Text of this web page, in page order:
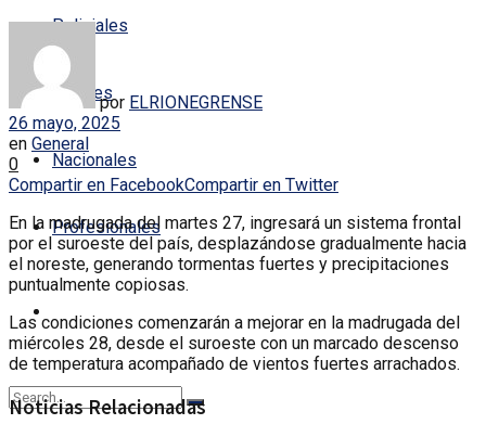
Policiales
Locales
Nacionales
Profesionales
por ELRIONEGRENSE
26 mayo, 2025
en General
0
Compartir en FacebookCompartir en Twitter
En la madrugada del martes 27, ingresará un sistema frontal
por el suroeste del país, desplazándose gradualmente hacia
el noreste, generando tormentas fuertes y precipitaciones
puntualmente copiosas.
Las condiciones comenzarán a mejorar en la madrugada del
miércoles 28, desde el suroeste con un marcado descenso
de temperatura acompañado de vientos fuertes arrachados.
Noticias Relacionadas